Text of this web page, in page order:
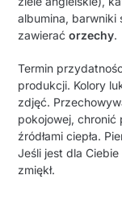
albumina, barwniki
zawieraćorzechy.
Termin
produkcji. Kolory
zdjęć.
pokojowej, chronić
źródłami ciepła.
Jeśli jest dla
zmiękł.